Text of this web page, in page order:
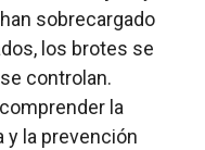
sobrecargado
los brotes se
controlan.
la
y la prevención